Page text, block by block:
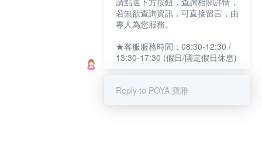
若無欲查詢資訊，可直接留言，由
專人為您服務。
★客服服務時間：08:30-12:30 /
13:30-17:30 (假日/國定假日休息)
Reply to POYA 寶雅